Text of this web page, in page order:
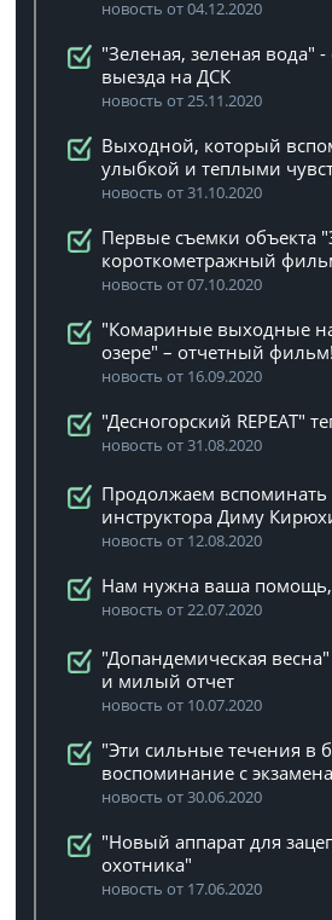
новость от 04.12.2020
"Зеленая, зеленая вода" -
выезда на ДСК
новость от 25.11.2020
Выходной, который
улыбкой и теплыми
новость от 31.10.2020
Первые съемки объекта
короткометражный
новость от 07.10.2020
"Комариные выходные
озере" – отчетный фильм!
новость от 16.09.2020
"Десногорский REPEAT"
новость от 31.08.2020
Продолжаем вспоминать
инструктора Диму
новость от 12.08.2020
Нам нужна ваша
новость от 22.07.2020
"Допандемическая
и милый отчет
новость от 10.07.2020
"Эти сильные течения в
воспоминание с
новость от 30.06.2020
"Новый аппарат для
охотника"
новость от 17.06.2020